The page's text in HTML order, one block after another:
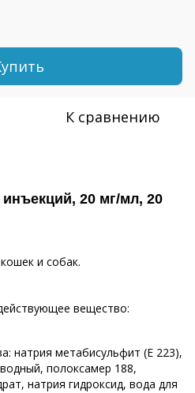
К сравнению
20 мг/мл, 20
и собак.
вещество:
натрия метабисульфит (E 223),
полоксамер 188,
натрия гидроксид, вода для